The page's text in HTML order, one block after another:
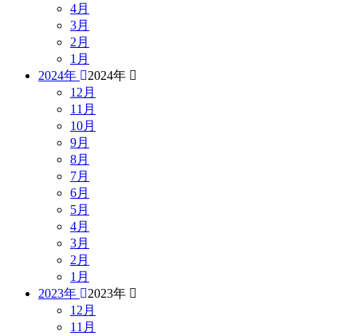
4月
3月
2月
1月
2024年
2024年
12月
11月
10月
9月
8月
7月
6月
5月
4月
3月
2月
1月
2023年
2023年
12月
11月